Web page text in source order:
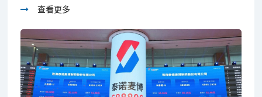
了吸入制剂吸入特性指标研究，以及符合GLP规范的药代和
胞病毒(RSV)全人源单克隆抗体的研发进程。
查看更多